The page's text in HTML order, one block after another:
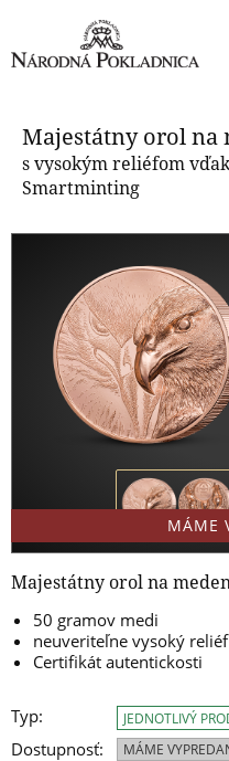
Majestátny orol na
s vysokým reliéfom
Smartminting
MÁME
Majestátny orol na
50 gramov medi
neuveriteľne vysoký reliéf
Certifikát autentickosti
Typ:
Dostupnosť:
JEDNOTLIVÝ
MÁME
Majestátny